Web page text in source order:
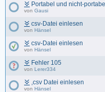
Portabel und nicht-
von Gausi
csv-Datei einlesen
von Hänsel
csv-Datei einlesen
von Hänsel
Fehler 105
von Lerer334
,csv Datei einlesen
von Hänsel